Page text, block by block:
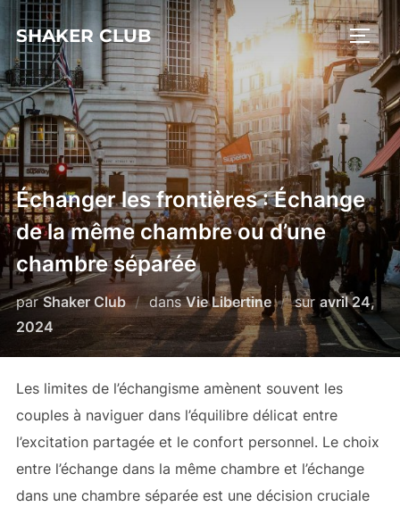
Aller
au
contenu
SHAKER CLUB
Échanger les frontières : Échange
de la même chambre ou d’une
chambre séparée
parShaker Club dansVie Libertine sur Publié
le
avril 24,
2024
Les limites de l’échangisme amènent souvent les
couples à naviguer dans l’équilibre délicat entre
l’excitation partagée et le confort personnel. Le choix
entre l’échange dans la même chambre et l’échange
dans une chambre séparée est une décision cruciale